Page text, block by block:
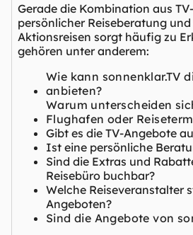
Gerade die Kombination aus
persönlicher Reiseberatung
Aktionsreisen sorgt häufig zu
gehören unter anderem:
Wie kann sonnenklar.TV
anbieten?
Warum unterscheiden
Flughafen oder
Gibt es die TV-Angebote
Ist eine persönliche
Sind die Extras und
Reisebüro buchbar?
Welche Reiseveranstalter
Angeboten?
Sind die Angebote von